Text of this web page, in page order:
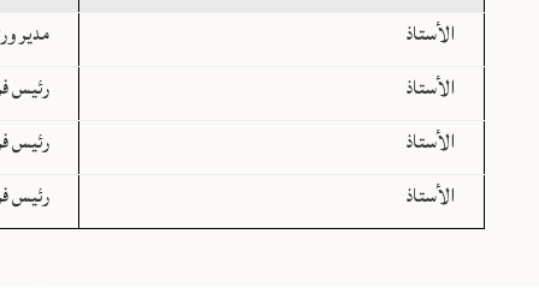
الأستاذ
مدير
الأستاذ
رئيس
الأستاذ
رئيس
الأستاذ
رئيس